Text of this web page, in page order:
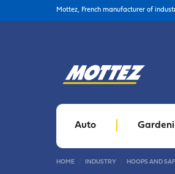
Mottez, French manufacturer of
Auto
HOME INDUSTRY HOOPS AND